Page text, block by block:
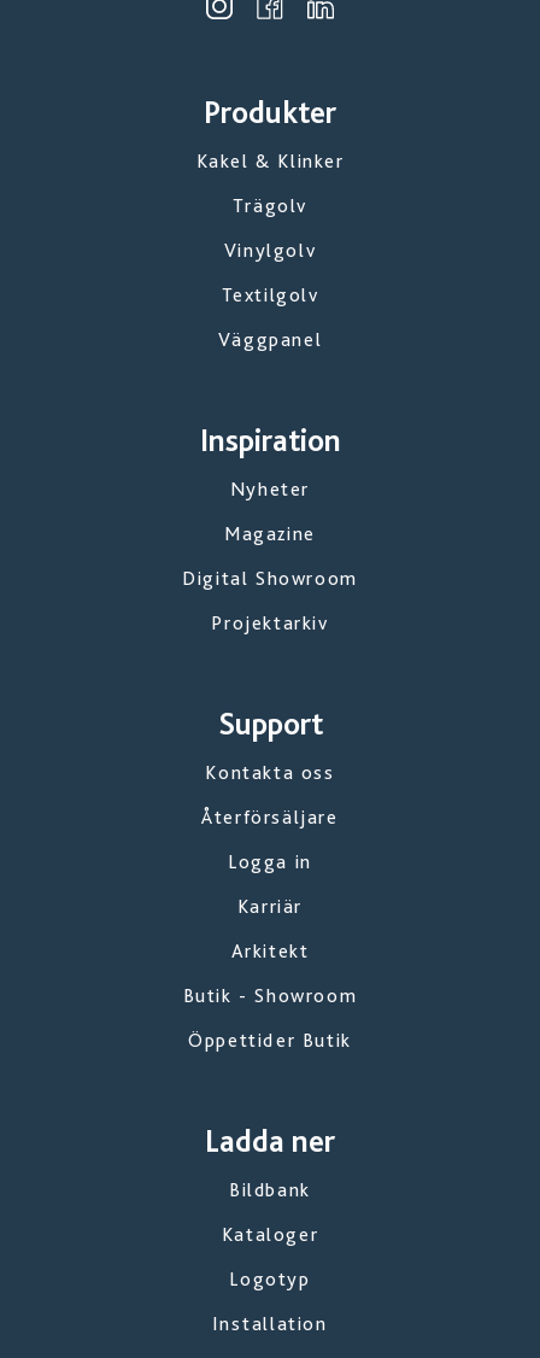
Produkter
Kakel & Klinker
Trägolv
Vinylgolv
Textilgolv
Väggpanel
Inspiration
Nyheter
Magazine
Digital Showroom
Projektarkiv
Support
Kontakta oss
Återförsäljare
Logga in
Karriär
Arkitekt
Butik - Showroom
Öppettider Butik
Ladda ner
Bildbank
Kataloger
Logotyp
Installation